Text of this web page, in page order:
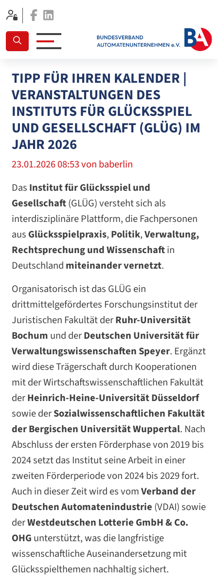
Facebook
TIPP FÜR IHREN KALENDER |
VERANSTALTUNGEN DES
INSTITUTS FÜR GLÜCKSSPIEL
UND GESELLSCHAFT (GLÜG) IM
JAHR 2026
23.01.2026 08:53von baberlin
Das Institut für Glücksspiel und
Gesellschaft(GLÜG) versteht sich als
interdisziplinäre Plattform, die Fachpersonen
aus Glücksspielpraxis, Politik,Verwaltung,
Rechtsprechung und Wissenschaftin
Deutschland miteinander vernetzt.
Organisatorisch ist das GLÜG ein
drittmittelgefördertes Forschungsinstitut der
Juristischen Fakultät derRuhr-Universität
Bochum und derDeutschen Universität für
Verwaltungswissenschaften Speyer. Ergänzt
wird diese Trägerschaft durch Kooperationen
mit der Wirtschaftswissenschaftlichen Fakultät
derHeinrich-Heine-Universität Düsseldorf
sowie derSozialwissenschaftlichen Fakultät
der Bergischen Universität Wuppertal. Nach
Abschluss der ersten Förderphase von 2019 bis
2024 setzt das Institut seine Arbeit in einer
zweiten Förderperiode von 2024 bis 2029 fort.
Auch in dieser Zeit wird es vomVerband der
Deutschen Automatenindustrie (VDAI) sowie
derWestdeutschen Lotterie GmbH & Co.
OHG unterstützt, was die langfristige
wissenschaftliche Auseinandersetzung mit
Glücksspielthemen nachhaltig sichert.